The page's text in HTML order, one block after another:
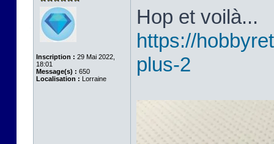
Inscription : 29 Mai 2022,
18:01
Message(s) : 650
Localisation : Lorraine
Hop et voilà...
https://
plus-2